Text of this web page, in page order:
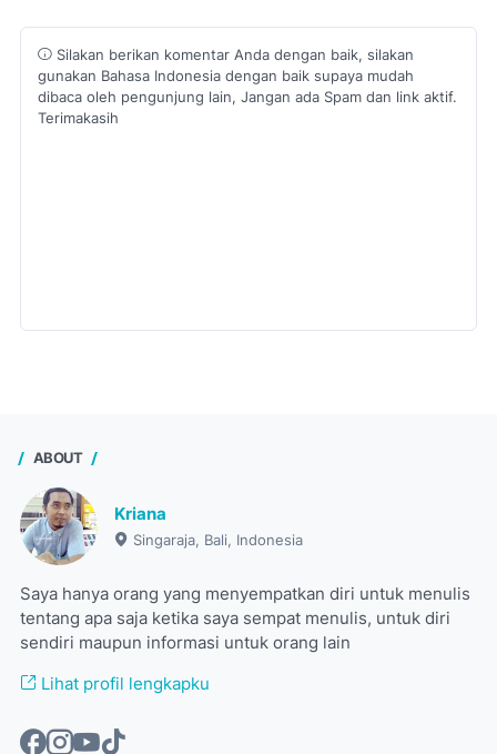
Silakan berikan komentar Anda dengan baik, silakan
gunakan Bahasa Indonesia dengan baik supaya mudah
dibaca oleh pengunjung lain, Jangan ada Spam dan link aktif.
Terimakasih
ABOUT
Kriana
Singaraja, Bali, Indonesia
Saya hanya orang yang menyempatkan diri untuk menulis
tentang apa saja ketika saya sempat menulis, untuk diri
sendiri maupun informasi untuk orang lain
Lihat profil lengkapku